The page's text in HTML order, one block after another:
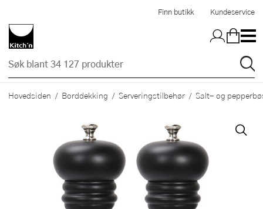
Finn butikk Kundeservice
Hovedsiden Borddekking Serveringstilbehør Salt- og